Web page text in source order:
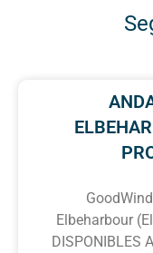
Elbeharbour
DISPONIBLES